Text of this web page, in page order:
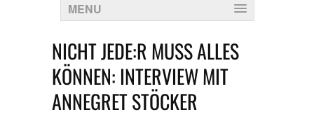
MENU
NICHT JEDE:R MUSS ALLES
KÖNNEN: INTERVIEW MIT
ANNEGRET STÖCKER